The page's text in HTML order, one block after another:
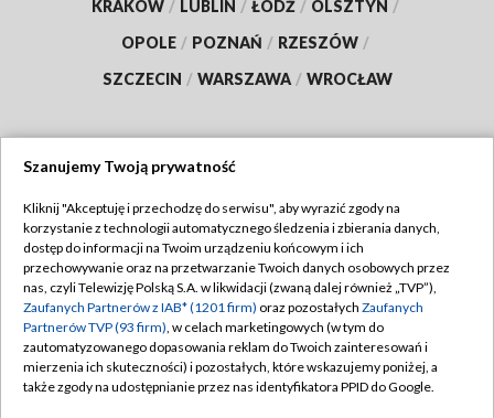
KRAKÓW / LUBLIN / ŁÓDŹ / OLSZTYN /
OPOLE / POZNAŃ / RZESZÓW /
SZCZECIN / WARSZAWA / WROCŁAW
TVP
Abonament TVP
Emisja w TVP
Centrum informacji TVP
Naziemna Telewizja Cyfrowa
Regulamin TVP
Polityka prywatności
Moje zgody
Pomoc
Szanujemy Twoją prywatność
Kliknij "Akceptuję i przechodzę do serwisu", aby wyrazić zgody na
korzystanie z technologii automatycznego śledzenia i zbierania danych,
dostęp do informacji na Twoim urządzeniu końcowym i ich
przechowywanie oraz na przetwarzanie Twoich danych osobowych przez
nas, czyli Telewizję Polską S.A. w likwidacji (zwaną dalej również „TVP”),
Zaufanych Partnerów z IAB* (1201 firm) oraz pozostałych Zaufanych
Partnerów TVP (93 firm), w celach marketingowych (w tym do
zautomatyzowanego dopasowania reklam do Twoich zainteresowań i
mierzenia ich skuteczności) i pozostałych, które wskazujemy poniżej, a
także zgody na udostępnianie przez nas identyfikatora PPID do Google.